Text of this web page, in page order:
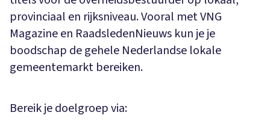
provinciaal en rijksniveau. Vooral met VNG
Magazine en RaadsledenNieuws kun je je
boodschap de gehele Nederlandse lokale
gemeentemarkt bereiken.
Bereik je doelgroep via: